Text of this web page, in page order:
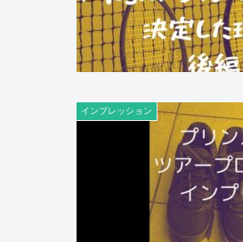
インプレッション